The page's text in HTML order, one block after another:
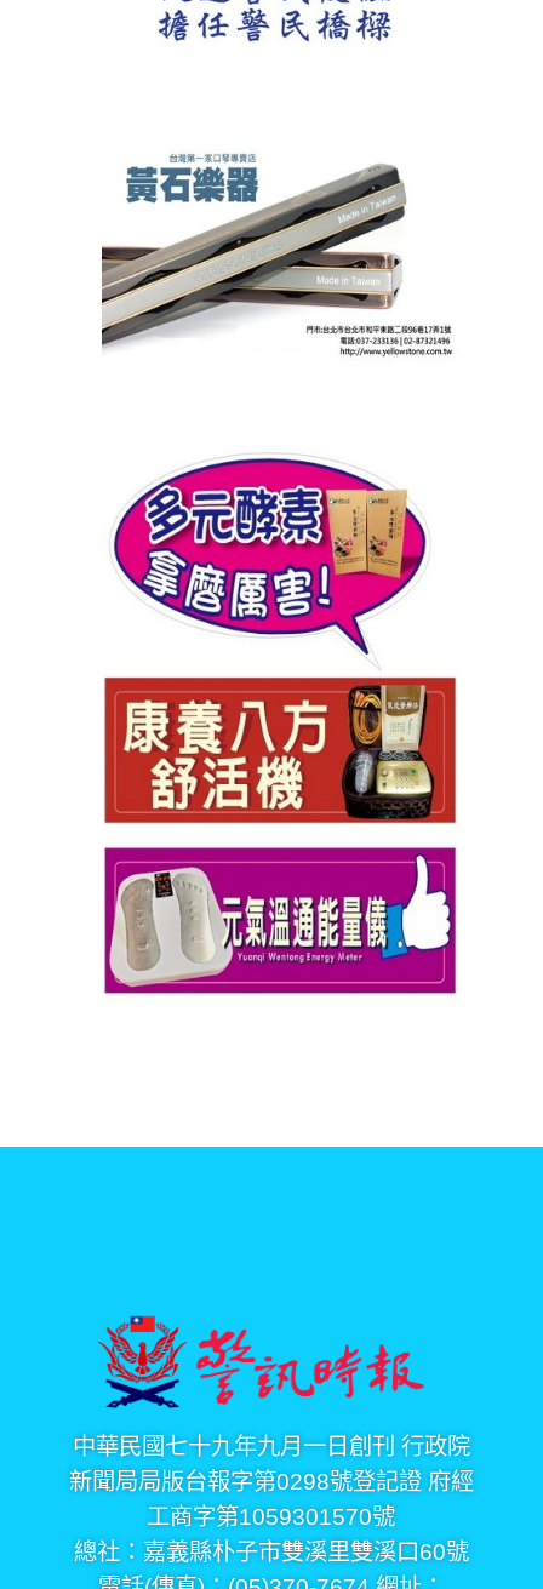
中華民國七十九年九月一日創刊 行政院
新聞局局版台報字第0298號登記證 府經
工商字第1059301570號
總社：嘉義縣朴子市雙溪里雙溪口60號
電話(傳真)：(05)370-7674 網址：